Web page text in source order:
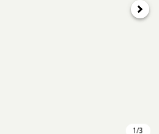
次へ